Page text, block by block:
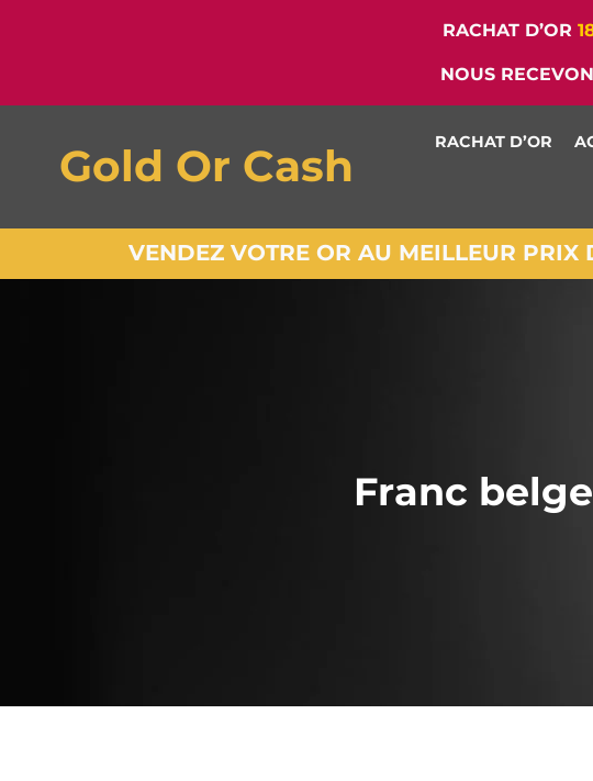
RACHAT D’OR
NOUS
Gold Or Cash RACHAT D’OR
VENDEZ VOTRE OR AU MEILLEUR PRIX
Franc